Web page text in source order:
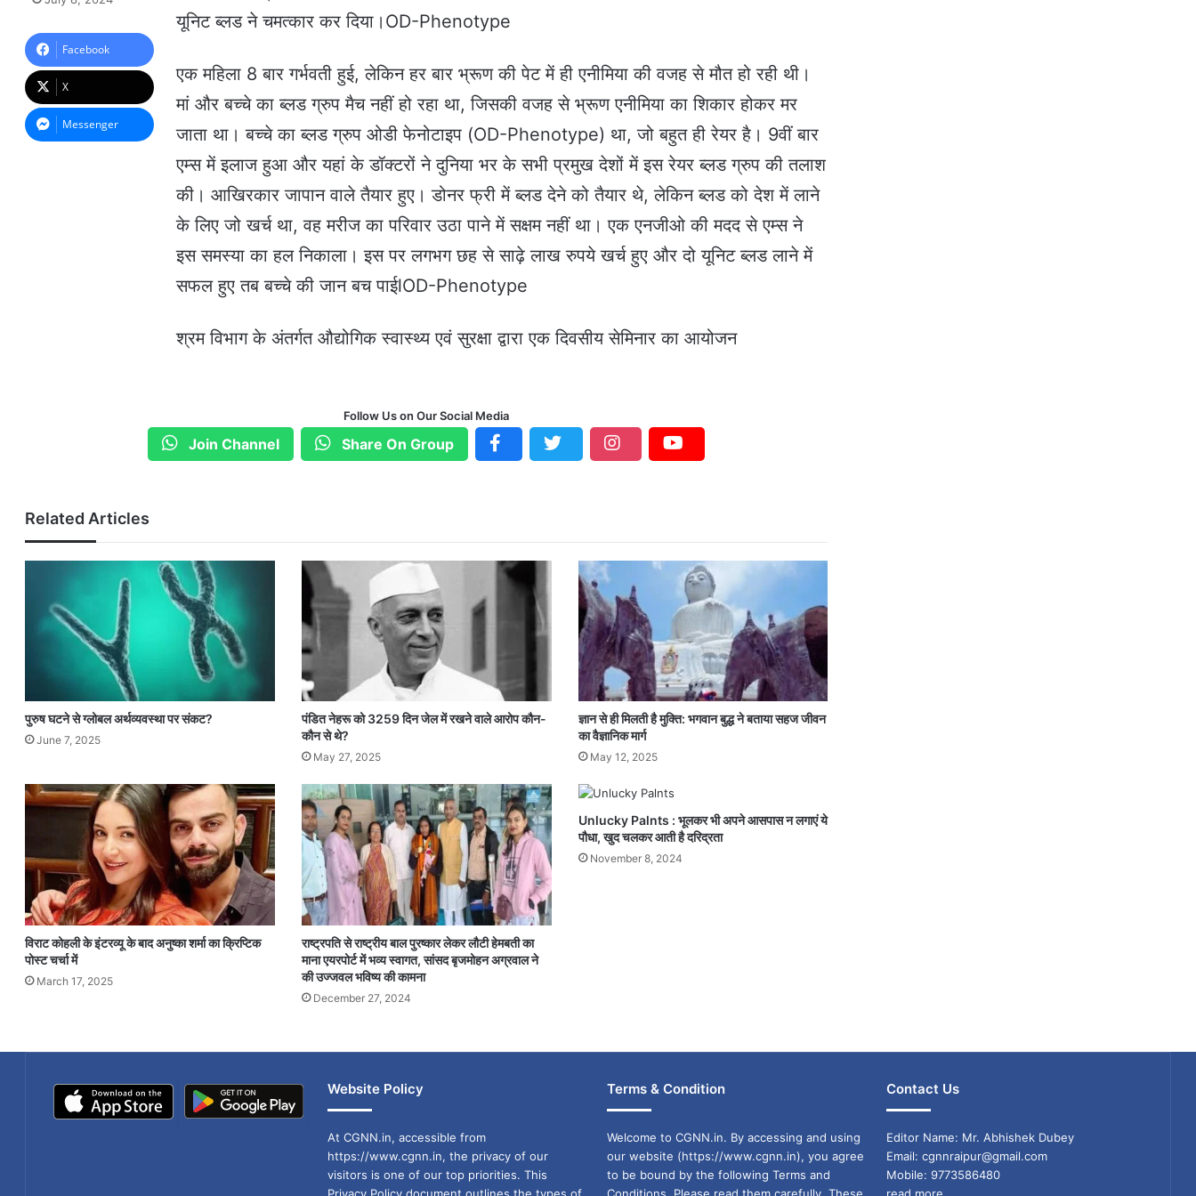
यूनिट ब्लड ने चमत्कार कर दिया।OD-Phenotype
एक महिला 8 बार गर्भवती हुई, लेकिन हर बार भ्रूण की पेट में ही एनीमिया की वजह से मौत हो रही थी।
मां और बच्चे का ब्लड ग्रुप मैच नहीं हो रहा था, जिसकी वजह से भ्रूण एनीमिया का शिकार होकर मर
जाता था। बच्चे का ब्लड ग्रुप ओडी फेनोटाइप (OD-Phenotype) था, जो बहुत ही रेयर है। 9वीं बार
एम्स में इलाज हुआ और यहां के डॉक्टरों ने दुनिया भर के सभी प्रमुख देशों में इस रेयर ब्लड ग्रुप की तलाश
की। आखिरकार जापान वाले तैयार हुए। डोनर फ्री में ब्लड देने को तैयार थे, लेकिन ब्लड को देश में लाने
के लिए जो खर्च था, वह मरीज का परिवार उठा पाने में सक्षम नहीं था। एक एनजीओ की मदद से एम्स ने
इस समस्या का हल निकाला। इस पर लगभग छह से साढ़े लाख रुपये खर्च हुए और दो यूनिट ब्लड लाने में
सफल हुए तब बच्चे की जान बच पाईlOD-Phenotype
श्रम विभाग के अंतर्गत औद्योगिक स्वास्थ्य एवं सुरक्षा द्वारा एक दिवसीय सेमिनार का आयोजन
a
n
e
m
a
i
Facebook
X
Messenger
Follow Us on Our Social Media
Join Channel Share On Group
Related Articles
पुरुष घटने से ग्लोबल अर्थव्यवस्था पर संकट?
June 7, 2025
पंडित नेहरू को 3259 दिन जेल में रखने वाले आरोप कौन-
कौन से थे?
May 27, 2025
ज्ञान से ही मिलती है मुक्ति: भगवान बुद्ध ने बताया सहज जीवन
का वैज्ञानिक मार्ग
May 12, 2025
विराट कोहली के इंटरव्यू के बाद अनुष्का शर्मा का क्रिप्टिक
पोस्ट चर्चा में
March 17, 2025
राष्ट्रपति से राष्ट्रीय बाल पुरष्कार लेकर लौटी हेमबती का
माना एयरपोर्ट में भव्य स्वागत, सांसद बृजमोहन अग्रवाल ने
की उज्जवल भविष्य की कामना
December 27, 2024
Unlucky Palnts : भूलकर भी अपने आसपास न लगाएं ये
पौधा, खुद चलकर आती है दरिद्रता
November 8, 2024
Website Policy
At CGNN.in, accessible from
https://www.cgnn.in, the privacy of our
visitors is one of our top priorities. This
Privacy Policy document outlines the types of
Terms & Condition
Welcome to CGNN.in. By accessing and using
our website (https://www.cgnn.in), you agree
to be bound by the following Terms and
Conditions. Please read them carefully. These
Contact Us
Editor Name: Mr. Abhishek Dubey
Email: cgnnraipur@gmail.com
Mobile: 9773586480
read more...